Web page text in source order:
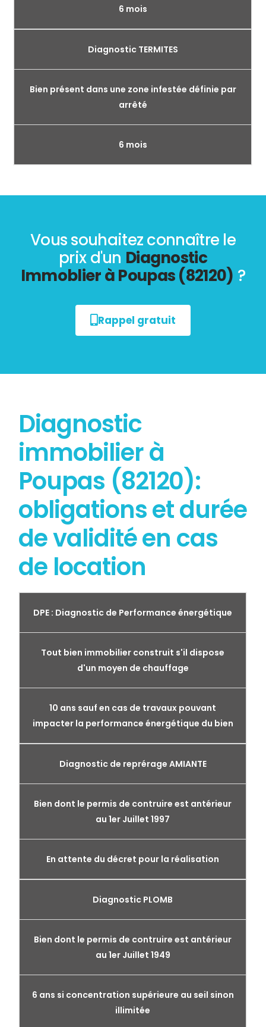
6 mois
Diagnostic TERMITES
Bien présent dans une zone infestée définie par
arrêté
6 mois
Vous souhaitez connaître le
prix d'un Diagnostic
Immoblier à Poupas (82120) ?
Rappel gratuit
Diagnostic
immobilier à
Poupas (82120):
obligations et durée
de validité en cas
de location
DPE : Diagnostic de Performance énergétique
Tout bien immobilier construit s'il dispose
d'un moyen de chauffage
10 ans sauf en cas de travaux pouvant
impacter la performance énergétique du bien
Diagnostic de reprérage AMIANTE
Bien dont le permis de contruire est antérieur
au 1er Juillet 1997
En attente du décret pour la réalisation
Diagnostic PLOMB
Bien dont le permis de contruire est antérieur
au 1er Juillet 1949
6 ans si concentration supérieure au seil sinon
illimitée